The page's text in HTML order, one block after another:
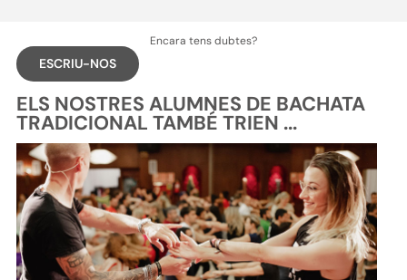
Encara tens dubtes?
ESCRIU-NOS
ELS NOSTRES ALUMNES DE BACHATA
TRADICIONAL TAMBÉ TRIEN ...